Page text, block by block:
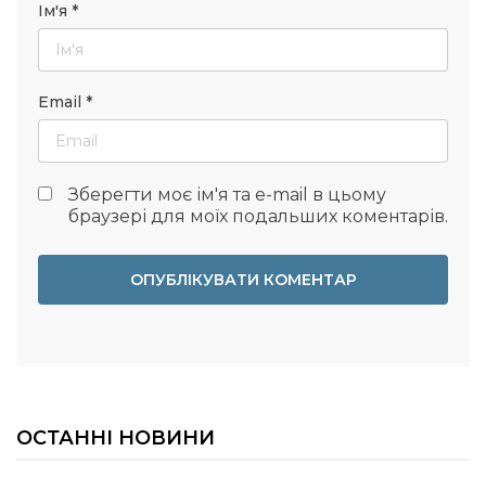
Ім'я *
Email *
Зберегти моє ім'я та e-mail в цьому
браузері для моїх подальших коментарів.
ОСТАННІ НОВИНИ